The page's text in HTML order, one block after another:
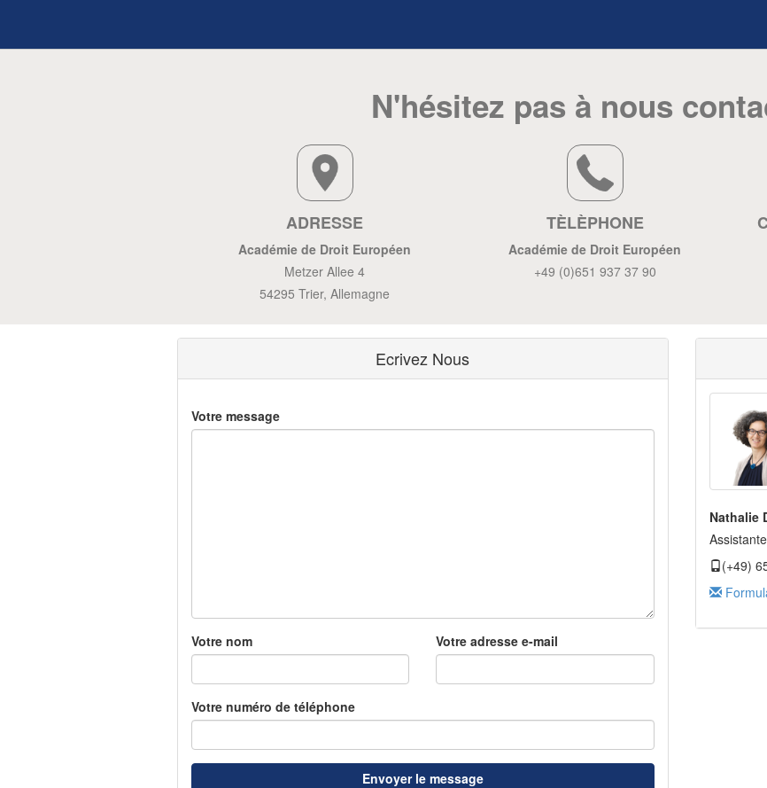
N'hésitez pas à nous
ADRESSE
Académie de Droit Européen
Metzer Allee 4
54295 Trier, Allemagne
TÈLÈPHONE
Académie de Droit Européen
+49 (0)651 937 37 90
Ecrivez Nous
Votre message
Votre nom Votre adresse e-mail
Votre numéro de téléphone
Envoyer le message
Nathalie
Assistante
(+49)